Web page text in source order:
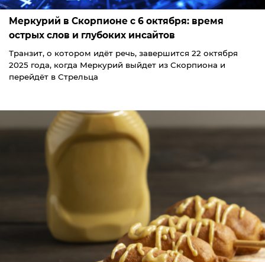
Меркурий в Скорпионе с 6 октября: время
острых слов и глубоких инсайтов
Транзит, о котором идёт речь, завершится 22 октября
2025 года, когда Меркурий выйдет из Скорпиона и
перейдёт в Стрельца